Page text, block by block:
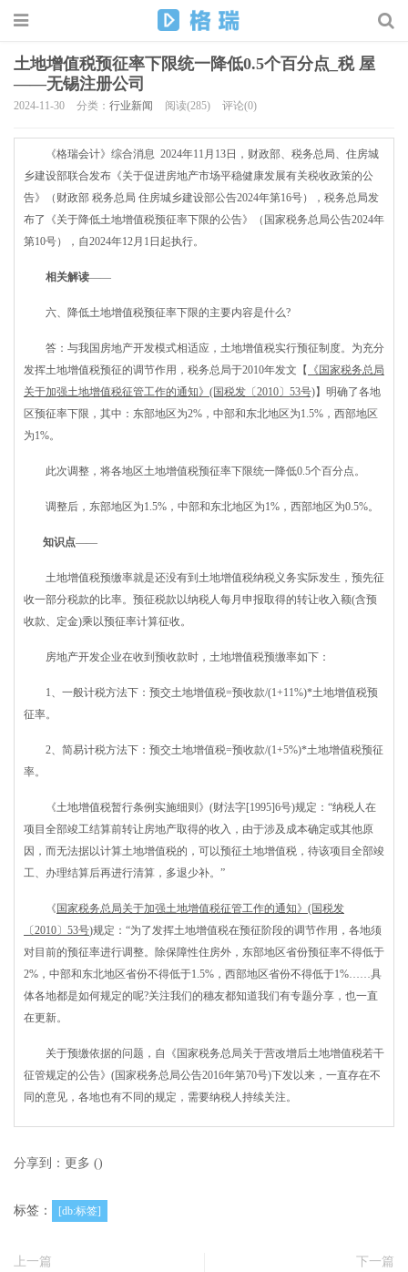
土地增值税预征率下限统一降低0.5个百分点_税 屋
——无锡注册公司
2024-11-30 分类： 行业新闻 阅读(285) 评论(0)
《格瑞会计》综合消息 2024年11月13日，财政部、税务总局、住房城
乡建设部联合发布《关于促进房地产市场平稳健康发展有关税收政策的公
告》（财政部 税务总局 住房城乡建设部公告2024年第16号），税务总局发
布了《关于降低土地增值税预征率下限的公告》（国家税务总局公告2024年
第10号），自2024年12月1日起执行。
相关解读——
六、降低土地增值税预征率下限的主要内容是什么?
答：与我国房地产开发模式相适应，土地增值税实行预征制度。为充分
发挥土地增值税预征的调节作用，税务总局于2010年发文【
《国家税务总局
关于加强土地增值税征管工作的通知》(国税发〔2010〕53号)】明确了各地
区预征率下限，其中：东部地区为2%，中部和东北地区为1.5%，西部地区
为1%。
此次调整，将各地区土地增值税预征率下限统一降低0.5个百分点。
调整后，东部地区为1.5%，中部和东北地区为1%，西部地区为0.5%。
知识点——
土地增值税预缴率就是还没有到土地增值税纳税义务实际发生，预先征
收一部分税款的比率。预征税款以纳税人每月申报取得的转让收入额(含预
收款、定金)乘以预征率计算征收。
房地产开发企业在收到预收款时，土地增值税预缴率如下：
1、一般计税方法下：预交土地增值税=预收款/(1+11%)*土地增值税预
征率。
2、简易计税方法下：预交土地增值税=预收款/(1+5%)*土地增值税预征
率。
《土地增值税暂行条例实施细则》(财法字[1995]6号)规定：“纳税人在
项目全部竣工结算前转让房地产取得的收入，由于涉及成本确定或其他原
因，而无法据以计算土地增值税的，可以预征土地增值税，待该项目全部竣
工、办理结算后再进行清算，多退少补。”
《 国家税务总局关于加强土地增值税征管工作的通知》(国税发
〔2010〕53号)规定：“为了发挥土地增值税在预征阶段的调节作用，各地须
对目前的预征率进行调整。除保障性住房外，东部地区省份预征率不得低于
2%，中部和东北地区省份不得低于1.5%，西部地区省份不得低于1%……具
体各地都是如何规定的呢?关注我们的穗友都知道我们有专题分享，也一直
在更新。
关于预缴依据的问题，自《国家税务总局关于营改增后土地增值税若干
征管规定的公告》(国家税务总局公告2016年第70号)下发以来，一直存在不
同的意见，各地也有不同的规定，需要纳税人持续关注。
分享到： 更多 ()
标签： [db:标签]
上一篇
下一篇